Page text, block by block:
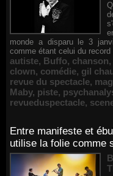
monde a disparu le 3
comme étant celui du
autiste, Buffo, chanson,
clown, comédie, gil
revue du spectacle,
Maby, piste,
revueduspectacle,
Entre manifeste et
utilise la folie comme